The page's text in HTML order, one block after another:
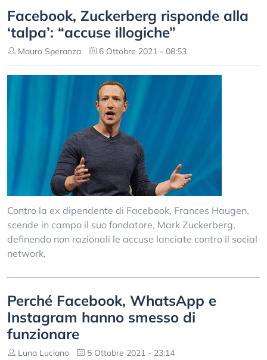
Facebook, Zuckerberg risponde alla
‘talpa’: “accuse illogiche”
Mauro Speranza 6 Ottobre 2021 - 08:53
Contro la ex dipendente di Facebook, Frances Haugen,
scende in campo il suo fondatore, Mark Zuckerberg,
definendo non razionali le accuse lanciate contro il social
network,
Perché Facebook, WhatsApp e
Instagram hanno smesso di
funzionare
Luna Luciano 5 Ottobre 2021 - 23:14